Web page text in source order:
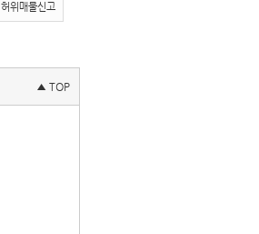
허위매물신고
▲ TOP